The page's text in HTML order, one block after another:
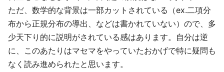
ただ、数学的な背景は一部カットされている（ex.二項分
布から正規分布の導出、などは書かれていない）ので、多
少天下り的に説明がされている感はあります。自分は逆
に、このあたりはマセマをやっていたおかげで特に疑問も
なく読み進められたと思います。